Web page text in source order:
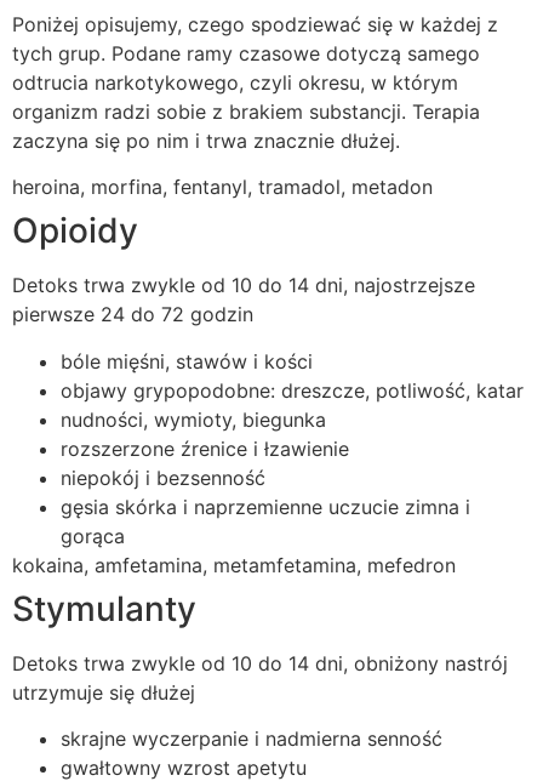
Poniżej opisujemy, czego spodziewać się w każdej z
tych grup. Podane ramy czasowe dotyczą samego
odtrucia narkotykowego, czyli okresu, w którym
organizm radzi sobie z brakiem substancji. Terapia
zaczyna się po nim i trwa znacznie dłużej.
heroina, morfina, fentanyl, tramadol, metadon
Opioidy
Detoks trwa zwykle od 10 do 14 dni, najostrzejsze
pierwsze 24 do 72 godzin
bóle mięśni, stawów i kości
objawy grypopodobne: dreszcze, potliwość, katar
nudności, wymioty, biegunka
rozszerzone źrenice i łzawienie
niepokój i bezsenność
gęsia skórka i naprzemienne uczucie zimna i
gorąca
kokaina, amfetamina, metamfetamina, mefedron
Stymulanty
Detoks trwa zwykle od 10 do 14 dni, obniżony nastrój
utrzymuje się dłużej
skrajne wyczerpanie i nadmierna senność
gwałtowny wzrost apetytu